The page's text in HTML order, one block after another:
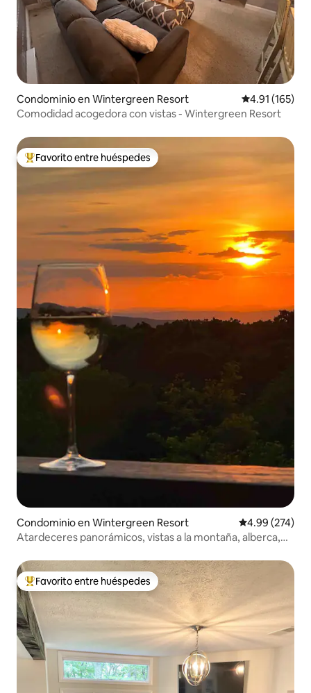
Condominio en Wintergreen Resort Calificación
4.91 (165)
Comodidad acogedora con vistas - Wintergreen Resort
De los mejores en Favorito entre huéspedes
Favorito entre huéspedes
Condominio en Wintergreen Resort Calificación
4.99 (274)
Atardeceres panorámicos, vistas a la montaña, alberca,
De los mejores en Favorito entre huéspedes
Favorito entre huéspedes